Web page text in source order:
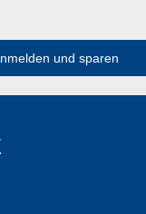
und sparen